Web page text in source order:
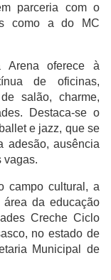
parceria com o
como a do MC
Arena oferece à
de oficinas,
salão, charme,
Destaca-se o
e jazz, que se
adesão, ausência
vagas.
campo cultural, a
área da educação
Creche Ciclo
no estado de
Municipal de